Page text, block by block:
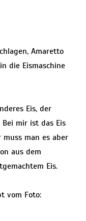
Amaretto
die Eismaschine
Eis, der
mir ist das Eis
man es aber
aus dem
Eis.
vom Foto: